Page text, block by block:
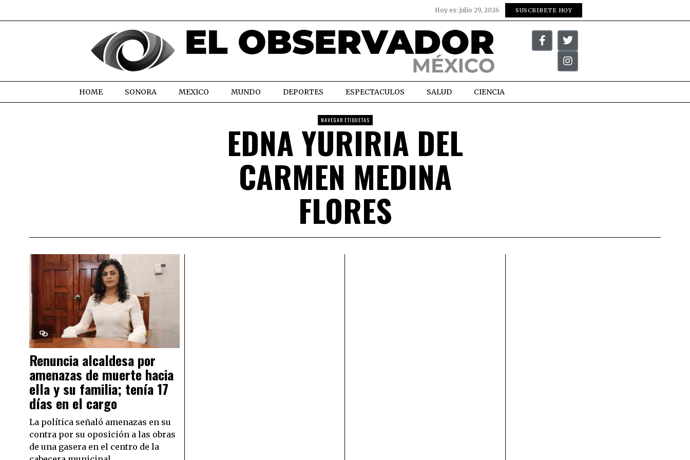
Hoy es: julio 29, 2026 SUSCRIBETE HOY
HOME SONORA MEXICO MUNDO DEPORTES ESPECTACULOS SALUD CIENCIA
NAVEGAR ETIQUETAS
EDNA YURIRIA DEL
CARMEN MEDINA
FLORES
Renuncia alcaldesa por
amenazas de muerte hacia
ella y su familia; tenía 17
días en el cargo
La política señaló amenazas en su
contra por su oposición a las obras
de una gasera en el centro de la